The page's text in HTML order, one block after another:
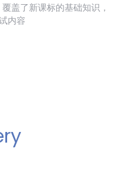
盖了新课标的基础知识，
内容